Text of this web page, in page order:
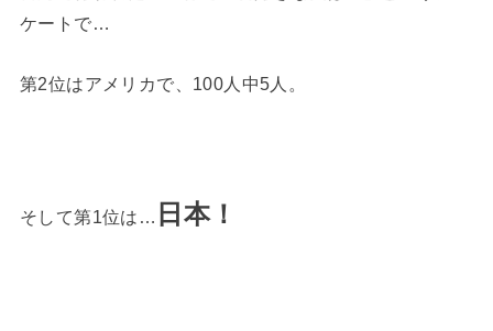
ケートで…
第2位はアメリカで、100人中5人。
そして第1位は… 日本！